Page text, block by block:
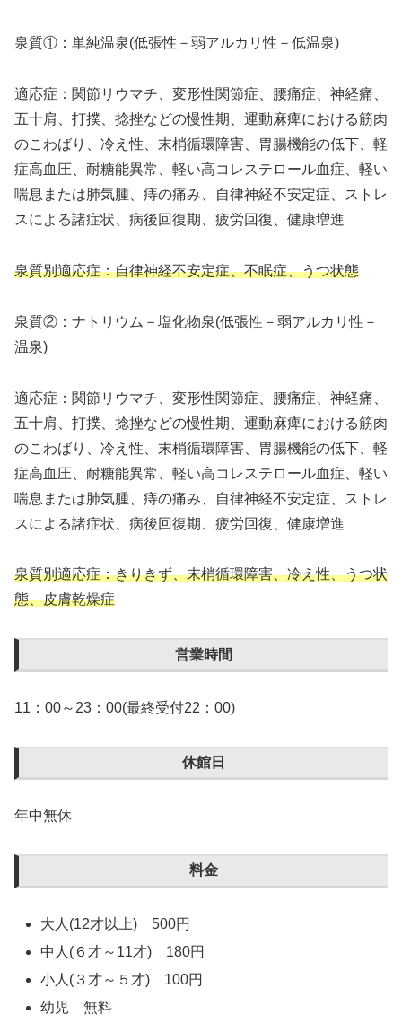
泉質①：単純温泉(低張性－弱アルカリ性－低温泉)
適応症：関節リウマチ、変形性関節症、腰痛症、神経痛、
五十肩、打撲、捻挫などの慢性期、運動麻痺における筋肉
のこわばり、冷え性、末梢循環障害、胃腸機能の低下、軽
症高血圧、耐糖能異常、軽い高コレステロール血症、軽い
喘息または肺気腫、痔の痛み、自律神経不安定症、ストレ
スによる諸症状、病後回復期、疲労回復、健康増進
泉質別適応症：自律神経不安定症、不眠症、うつ状態
泉質②：ナトリウム－塩化物泉(低張性－弱アルカリ性－
温泉)
適応症：関節リウマチ、変形性関節症、腰痛症、神経痛、
五十肩、打撲、捻挫などの慢性期、運動麻痺における筋肉
のこわばり、冷え性、末梢循環障害、胃腸機能の低下、軽
症高血圧、耐糖能異常、軽い高コレステロール血症、軽い
喘息または肺気腫、痔の痛み、自律神経不安定症、ストレ
スによる諸症状、病後回復期、疲労回復、健康増進
泉質別適応症：きりきず、末梢循環障害、冷え性、うつ状
態、皮膚乾燥症
営業時間
11：00～23：00(最終受付22：00)
休館日
年中無休
料金
大人(12才以上) 500円
中人(６才～11才) 180円
小人(３才～５才) 100円
幼児 無料